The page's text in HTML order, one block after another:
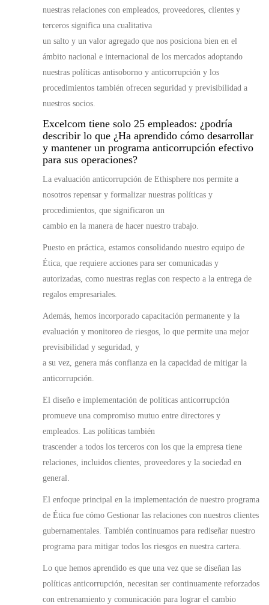
nuestras relaciones con empleados, proveedores, clientes y
terceros significa una cualitativa
un salto y un valor agregado que nos posiciona bien en el
ámbito nacional e internacional de los mercados adoptando
nuestras políticas antisoborno y anticorrupción y los
procedimientos también ofrecen seguridad y previsibilidad a
nuestros socios.
Excelcom tiene solo 25 empleados: ¿podría
describir lo que ¿Ha aprendido cómo desarrollar
y mantener un programa anticorrupción efectivo
para sus operaciones?
La evaluación anticorrupción de Ethisphere nos permite a
nosotros repensar y formalizar nuestras políticas y
procedimientos, que significaron un
cambio en la manera de hacer nuestro trabajo.
Puesto en práctica, estamos consolidando nuestro equipo de
Ética, que requiere acciones para ser comunicadas y
autorizadas, como nuestras reglas con respecto a la entrega de
regalos empresariales.
Además, hemos incorporado capacitación permanente y la
evaluación y monitoreo de riesgos, lo que permite una mejor
previsibilidad y seguridad, y
a su vez, genera más confianza en la capacidad de mitigar la
anticorrupción.
El diseño e implementación de políticas anticorrupción
promueve una compromiso mutuo entre directores y
empleados. Las políticas también
trascender a todos los terceros con los que la empresa tiene
relaciones, incluidos clientes, proveedores y la sociedad en
general.
El enfoque principal en la implementación de nuestro programa
de Ética fue cómo Gestionar las relaciones con nuestros clientes
gubernamentales. También continuamos para rediseñar nuestro
programa para mitigar todos los riesgos en nuestra cartera.
Lo que hemos aprendido es que una vez que se diseñan las
políticas anticorrupción, necesitan ser continuamente reforzados
con entrenamiento y comunicación para lograr el cambio